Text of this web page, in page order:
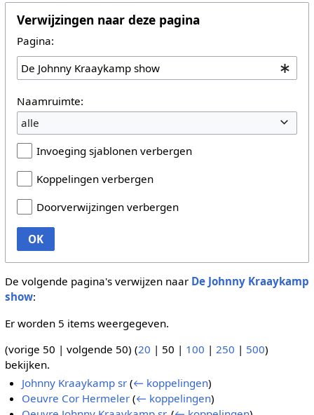
Verwijzingen naar deze pagina
Pagina:
Naamruimte:
alle
Invoeging sjablonen verbergen
Koppelingen verbergen
Doorverwijzingen verbergen
OK
De volgende pagina's verwijzen naar De Johnny Kraaykamp
show:
Er worden 5 items weergegeven.
(vorige 50 | volgende 50) (20 | 50 | 100 | 250 | 500)
bekijken.
Johnny Kraaykamp sr (← koppelingen)
Oeuvre Cor Hermeler (← koppelingen)